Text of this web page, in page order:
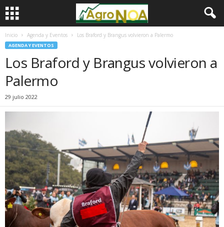
Inicio Agenda y Eventos Los Braford y Brangus volvieron a Palermo
AGENDA Y EVENTOS
Los Braford y Brangus volvieron a
Palermo
29 julio 2022